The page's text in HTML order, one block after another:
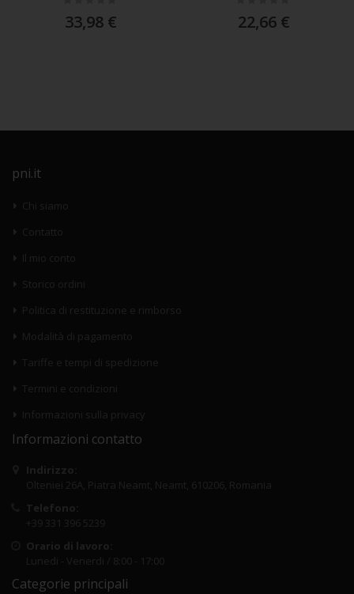
33,98 € 22,66 €
pni.it
Chi siamo
Contatto
Il mio conto
Storico ordini
Politica di restituzione e rimborso
Modalità di pagamento
Tariffe e tempi di spedizione
Termini e condizioni
Informazioni sulla privacy
Informazioni contatto
Indirizzo:
Olteniei 26A, Piatra Neamt, Neamt, 610206, Romania
Telefono:
+39 331 396 5239
Orario di lavoro:
Lunedi - Venerdi / 8:00 - 17:00
Categorie principali